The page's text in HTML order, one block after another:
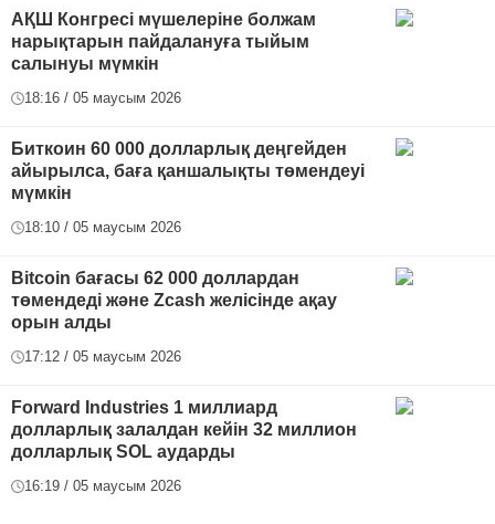
АҚШ Конгресі мүшелеріне болжам
нарықтарын пайдалануға тыйым
салынуы мүмкін
18:16 / 05 маусым 2026
Биткоин 60 000 долларлық деңгейден
айырылса, баға қаншалықты төмендеуі
мүмкін
18:10 / 05 маусым 2026
Bitcoin бағасы 62 000 доллардан
төмендеді және Zcash желісінде ақау
орын алды
17:12 / 05 маусым 2026
Forward Industries 1 миллиард
долларлық залалдан кейін 32 миллион
долларлық SOL аударды
16:19 / 05 маусым 2026